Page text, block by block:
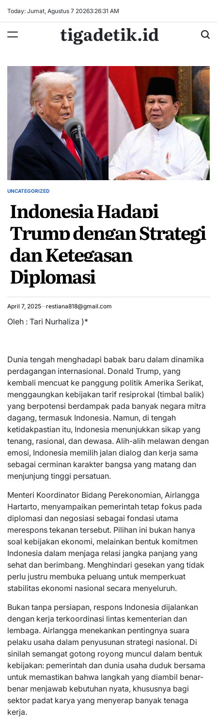
Today: Jumat, Agustus 7 20263:26:32 AM
tigadetik.id
POSTED
UNCATEGORIZED
Indonesia Hadapi
Trump dengan Strategi
dan Ketegasan
Diplomasi
April 7, 2025 restiana818@gmail.com
Oleh : Tari Nurhaliza )*
Dunia tengah menghadapi babak baru dalam dinamika
perdagangan internasional. Donald Trump, yang
kembali mencuat ke panggung politik Amerika Serikat,
menggaungkan kebijakan tarif resiprokal (timbal balik)
yang berpotensi berdampak pada banyak negara mitra
dagang, termasuk Indonesia. Namun, di tengah
ketidakpastian itu, Indonesia menunjukkan sikap yang
tenang, rasional, dan dewasa. Alih-alih melawan dengan
emosi, Indonesia memilih jalan dialog dan kerja sama
sebagai cerminan karakter bangsa yang matang dan
menjunjung tinggi persatuan.
Menteri Koordinator Bidang Perekonomian, Airlangga
Hartarto, menyampaikan pemerintah tetap fokus pada
diplomasi dan negosiasi sebagai fondasi utama
merespons tekanan tersebut. Pilihan ini bukan hanya
soal kebijakan ekonomi, melainkan bentuk komitmen
Indonesia dalam menjaga relasi jangka panjang yang
sehat dan berimbang. Menghindari gesekan yang tidak
perlu justru membuka peluang untuk memperkuat
stabilitas ekonomi nasional secara menyeluruh.
Bukan tanpa persiapan, respons Indonesia dijalankan
dengan kerja terkoordinasi lintas kementerian dan
lembaga. Airlangga menekankan pentingnya suara
pelaku usaha dalam penyusunan strategi nasional. Di
sinilah semangat gotong royong muncul dalam bentuk
kebijakan: pemerintah dan dunia usaha duduk bersama
untuk memastikan bahwa langkah yang diambil benar-
benar menjawab kebutuhan nyata, khususnya bagi
sektor padat karya yang menyerap banyak tenaga
kerja.